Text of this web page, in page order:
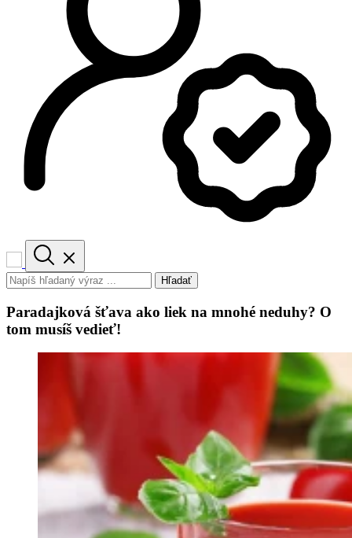
Hľadať
Paradajková šťava ako liek na mnohé neduhy? O
tom musíš vedieť!